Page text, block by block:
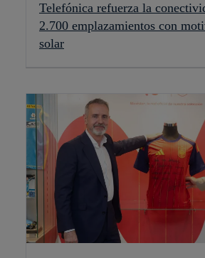
Telefónica refuerza la
2.700 emplazamientos con
solar